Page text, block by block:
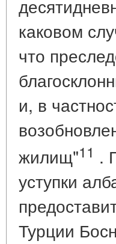
каковом
что
и, в
жилищ"11 .
уступки
Турции